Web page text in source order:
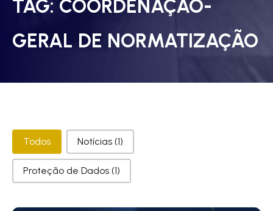
TAG: COORDENAÇÃO-
GERAL DE NORMATIZAÇÃO
Categorias
Todos Notícias (1)
Proteção de Dados (1)